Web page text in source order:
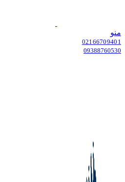
منو
02166709401
09388760530